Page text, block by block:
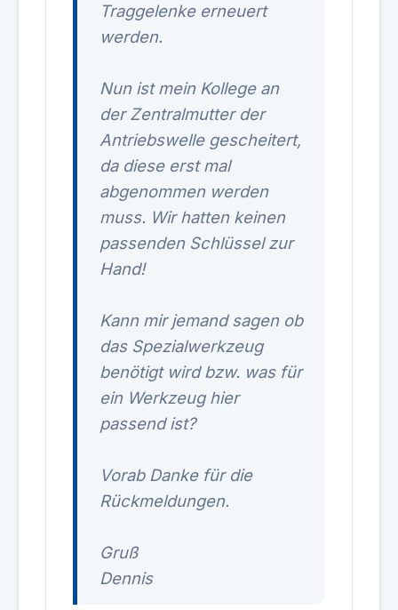
Traggelenke erneuert
werden.
Nun ist mein Kollege an
der Zentralmutter der
Antriebswelle gescheitert,
da diese erst mal
abgenommen werden
muss. Wir hatten keinen
passenden Schlüssel zur
Hand!
Kann mir jemand sagen ob
das Spezialwerkzeug
benötigt wird bzw. was für
ein Werkzeug hier
passend ist?
Vorab Danke für die
Rückmeldungen.
Gruß
Dennis